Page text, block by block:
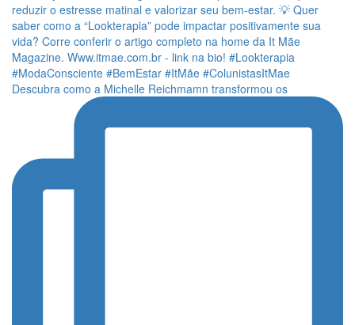
Descubra como a Michelle Reichmamn transformou os